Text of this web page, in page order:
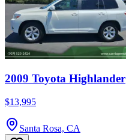
2009 Toyota Highlander
$13,995
Santa Rosa, CA